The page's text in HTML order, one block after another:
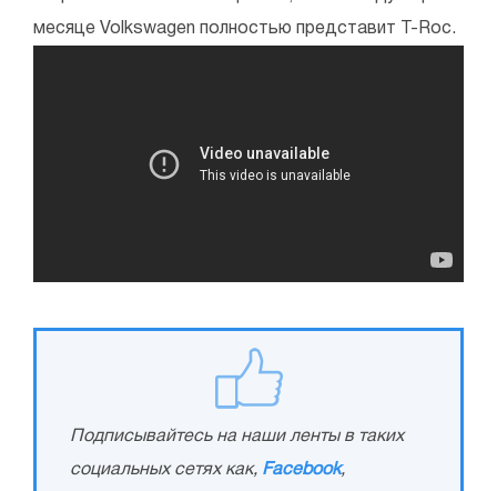
месяце Volkswagen полностью представит T-Roc.
Подписывайтесь на наши ленты в таких
социальных сетях как, Facebook,